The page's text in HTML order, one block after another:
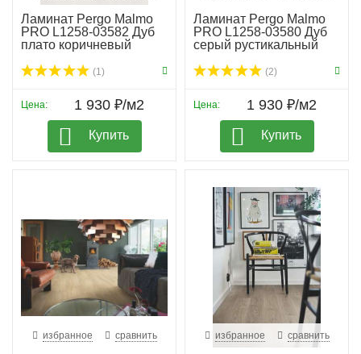
Ламинат Pergo Malmo
PRO L1258-03582 Дуб
плато коричневый
(1)
Цена: 1 930 ₽/м2
Купить
Ламинат Pergo Malmo
PRO L1258-03580 Дуб
серый рустикальный
(2)
Цена: 1 930 ₽/м2
Купить
избранное сравнить избранное сравнить